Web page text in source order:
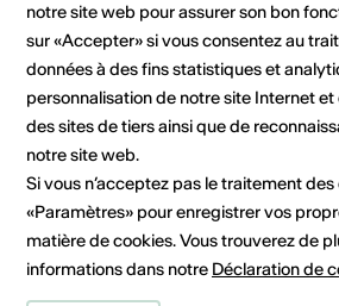
Spectacle
Je 24.09.2026
Frau Yamamoto ist
50 Jahre Bühne Mörel
Gewächshaus der Gärtnerei Ritter,
En savoir plus
notre site web pour assurer son bon
sur «Accepter» si vous consentez au
données à des fins statistiques et
personnalisation de notre site Internet
des sites de tiers ainsi que de
notre site web.
Si vous n’acceptez pas le traitement
«Paramètres» pour enregistrer vos
matière de cookies. Vous trouverez de
informations dans notre Déclaration de